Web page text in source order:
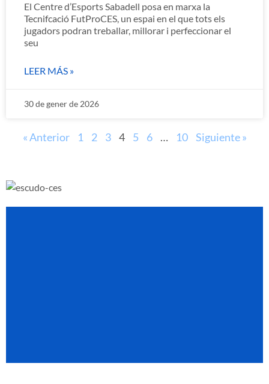
El Centre d’Esports Sabadell posa en marxa la
Tecnifcació FutProCES, un espai en el que tots els
jugadors podran treballar, millorar i perfeccionar el
seu
LEER MÁS »
30 de gener de 2026
« Anterior 1 2 3 4 5 6 … 10 Siguiente »